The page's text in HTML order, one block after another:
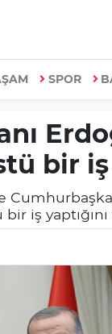
SPOR
bir iş
iş yaptığını